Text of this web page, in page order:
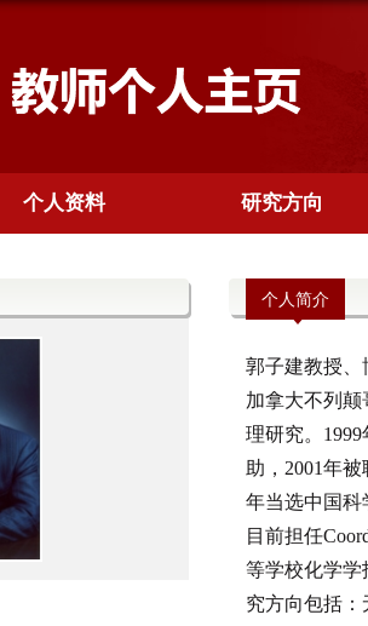
个人资料 研究方向
个人简介
郭子建教授、
加拿大不列
理研究。 1999
助， 2001年被
年当选中国科
目前担任
等学校化学学
究方向包括：